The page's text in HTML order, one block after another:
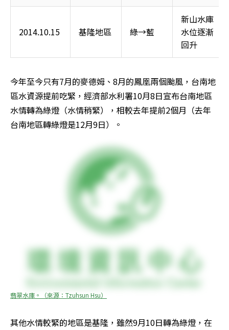
2014.10.15 綠→藍
新山水庫
水位逐漸
回升
今年至今只有7月的麥德姆、8月的鳳凰兩個颱風，台南地
區水資源提前吃緊，經濟部水利署10月8日宣布台南地區
水情轉為綠燈（水情稍緊），相較去年提前2個月（去年
台南地區轉綠燈是12月9日）。
翡翠水庫。（來源：Tzuhsun Hsu）
其他水情較緊的地區是基隆，雖然9月10日轉為綠燈，在